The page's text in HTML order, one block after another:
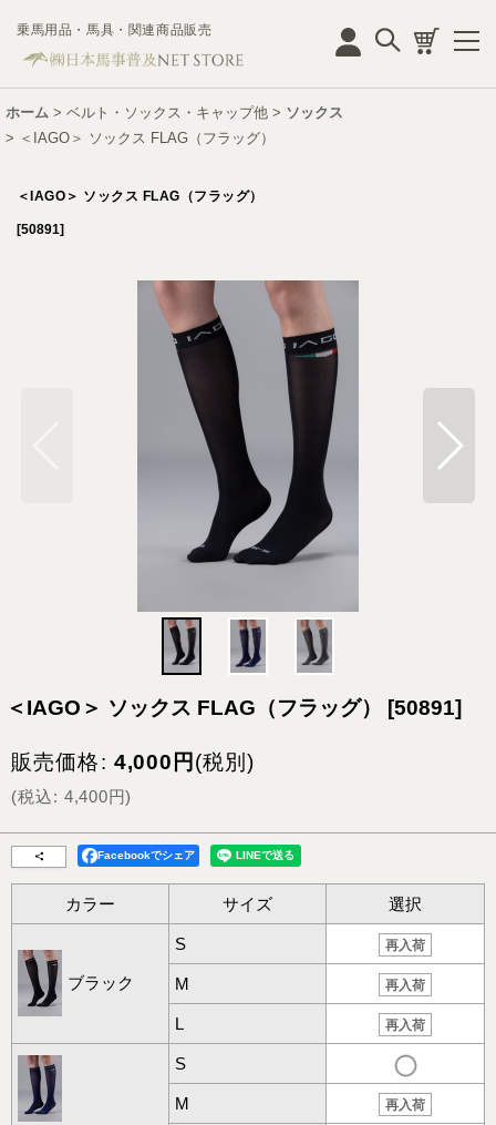
乗馬用品・馬具・関連商品販売
ホーム > ベルト・ソックス・キャップ他 > ソックス
> ＜IAGO＞ ソックス FLAG（フラッグ）
＜IAGO＞ ソックス FLAG（フラッグ）
[50891]
＜IAGO＞ ソックス FLAG（フラッグ） [50891]
販売価格: 4,000 円 (税別)
(税込: 4,400円)
Facebookでシェア
カラー サイズ 選択
ブラック
S 再入荷
M 再入荷
L 再入荷
S
M 再入荷